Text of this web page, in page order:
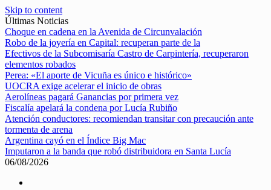
Skip to content
Últimas Noticias
Choque en cadena en la Avenida de Circunvalación
Robo de la joyería en Capital: recuperan parte de la
Efectivos de la Subcomisaría Castro de Carpintería, recuperaron
elementos robados
Perea: «El aporte de Vicuña es único e histórico»
UOCRA exige acelerar el inicio de obras
Aerolíneas pagará Ganancias por primera vez
Fiscalía apelará la condena por Lucía Rubiño
Atención conductores: recomiendan transitar con precaución ante
tormenta de arena
Argentina cayó en el Índice Big Mac
Imputaron a la banda que robó distribuidora en Santa Lucía
06/08/2026